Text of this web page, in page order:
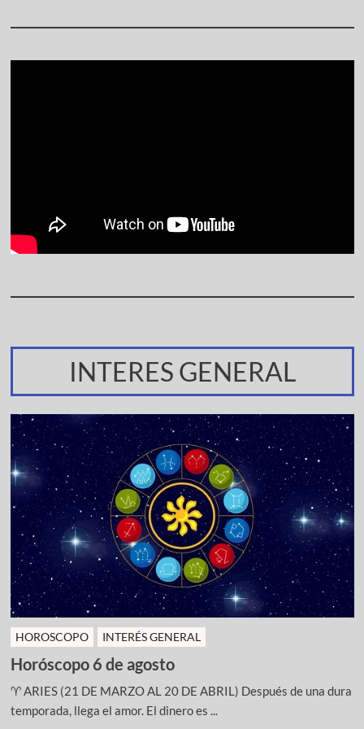
INTERES GENERAL
HOROSCOPO INTERÉS GENERAL
Horóscopo 6 de agosto
♈ ARIES (21 DE MARZO AL 20 DE ABRIL) Después de una dura
temporada, llega el amor. El dinero es ...